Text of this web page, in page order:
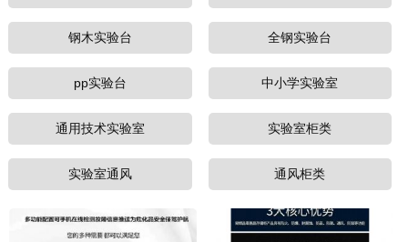
钢木实验台 全钢实验台
pp实验台 中小学实验室
通用技术实验室 实验室柜类
实验室通风 通风柜类